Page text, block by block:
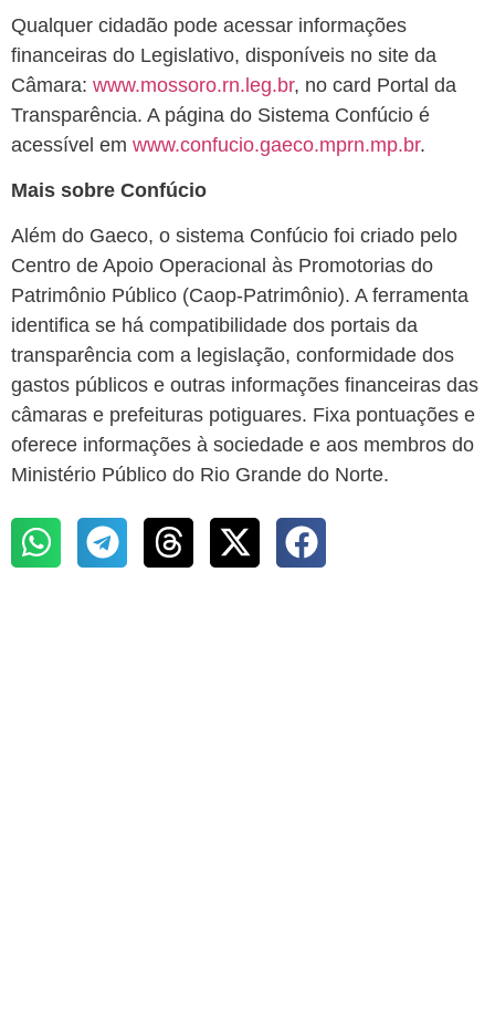
Qualquer cidadão pode acessar informações
financeiras do Legislativo, disponíveis no site da
Câmara: www.mossoro.rn.leg.br, no card Portal da
Transparência. A página do Sistema Confúcio é
acessível em www.confucio.gaeco.mprn.mp.br.
Mais sobre Confúcio
Além do Gaeco, o sistema Confúcio foi criado pelo
Centro de Apoio Operacional às Promotorias do
Patrimônio Público (Caop-Patrimônio). A ferramenta
identifica se há compatibilidade dos portais da
transparência com a legislação, conformidade dos
gastos públicos e outras informações financeiras das
câmaras e prefeituras potiguares. Fixa pontuações e
oferece informações à sociedade e aos membros do
Ministério Público do Rio Grande do Norte.